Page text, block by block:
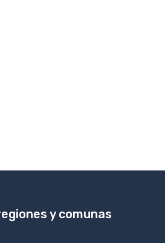
y comunas